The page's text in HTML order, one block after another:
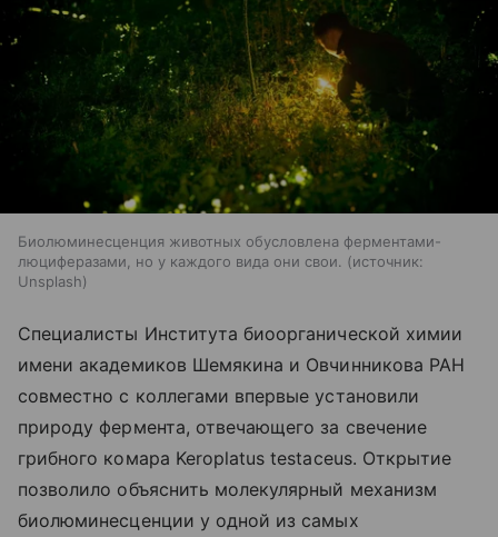
Биолюминесценция животных обусловлена ферментами-
люциферазами, но у каждого вида они свои.
источник:
Unsplash
Специалисты Института биоорганической химии
имени академиков Шемякина и Овчинникова РАН
совместно с коллегами впервые установили
природу фермента, отвечающего за свечение
грибного комара Keroplatus testaceus. Открытие
позволило объяснить молекулярный механизм
биолюминесценции у одной из самых